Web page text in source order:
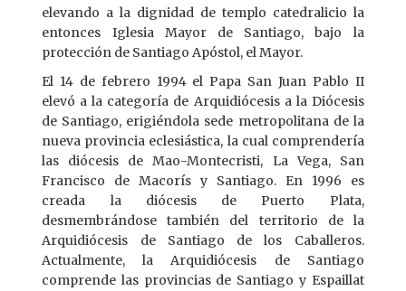
elevando a la dignidad de templo catedralicio la
entonces Iglesia Mayor de Santiago, bajo la
protección de Santiago Apóstol, el Mayor.
El 14 de febrero 1994 el Papa San Juan Pablo II
elevó a la categoría de Arquidiócesis a la Diócesis
de Santiago, erigiéndola sede metropolitana de la
nueva provincia eclesiástica, la cual comprendería
las diócesis de Mao-Montecristi, La Vega, San
Francisco de Macorís y Santiago. En 1996 es
creada la diócesis de Puerto Plata,
desmembrándose también del territorio de la
Arquidiócesis de Santiago de los Caballeros.
Actualmente, la Arquidiócesis de Santiago
comprende las provincias de Santiago y Espaillat